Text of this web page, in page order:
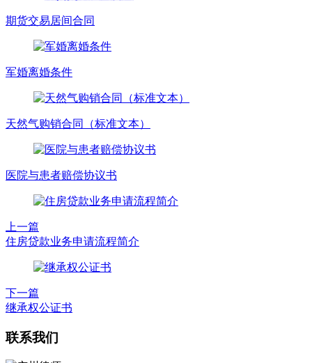
期货交易居间合同
军婚离婚条件
天然气购销合同（标准文本）
医院与患者赔偿协议书
上一篇
住房贷款业务申请流程简介
下一篇
继承权公证书
联系我们